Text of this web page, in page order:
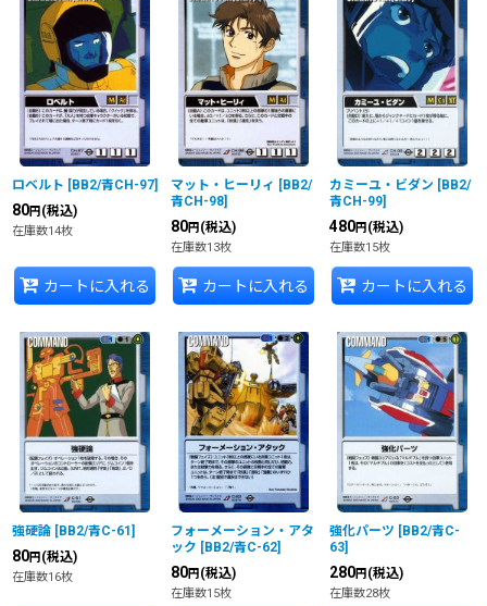
ロベルト [BB2/青CH-97]
80円 (税込)
在庫数14枚
カートに入れる
マット・ヒーリィ [BB2/
青CH-98]
80円 (税込)
在庫数13枚
カートに入れる
カミーユ・ビダン [BB2/
青CH-99]
480円 (税込)
在庫数15枚
カートに入れる
強硬論 [BB2/青C-61]
80円 (税込)
在庫数16枚
フォーメーション・アタ
ック [BB2/青C-62]
80円 (税込)
在庫数15枚
強化パーツ [BB2/青C-
63]
280円 (税込)
在庫数28枚